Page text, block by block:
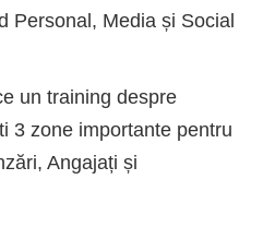
Personal, Media și Social
un training despre
3 zone importante pentru
Angajați și